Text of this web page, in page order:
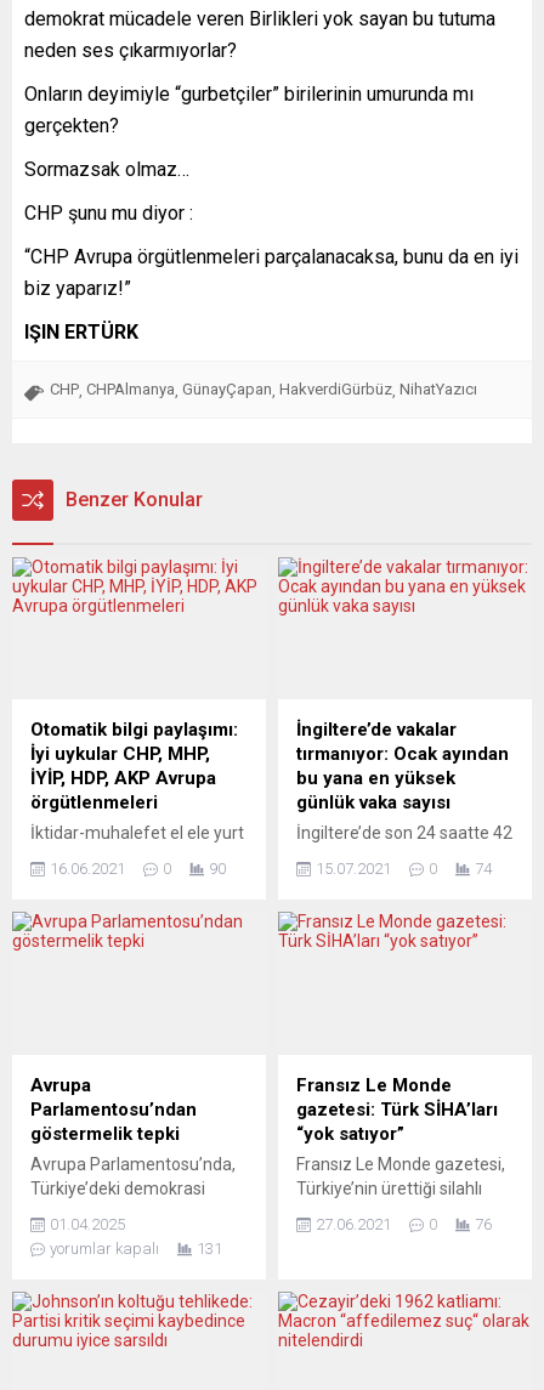
demokrat mücadele veren Birlikleri yok sayan bu tutuma
neden ses çıkarmıyorlar?
Onların deyimiyle “gurbetçiler” birilerinin umurunda mı
gerçekten?
Sormazsak olmaz…
CHP şunu mu diyor :
“CHP Avrupa örgütlenmeleri parçalanacaksa, bunu da en iyi
biz yaparız!”
IŞIN ERTÜRK
CHP CHPAlmanya GünayÇapan HakverdiGürbüz NihatYazıcı
Benzer Konular
Otomatik bilgi paylaşımı:
İyi uykular CHP, MHP,
İYİP, HDP, AKP Avrupa
örgütlenmeleri
İktidar-muhalefet el ele yurt
Türkiye kökenliyi uçurumdan
de Almanya-Avusturya-
Hollanda-Belçika
yasalar karşısında
potansiyel suçlu olarak
duruyor. Hele
Almanya’dakiler… Yurtdışı
Türkleri, küresel vergi
kaçakçılığıyla mücadeleyi
hedefleyen “Finansal Hesap
Bilgilerinin Otomatik
iktidar-muhalefet eliyle ...
16.06.2021 0 90
İngiltere’de vakalar
tırmanıyor: Ocak ayından
bu yana en yüksek
günlük vaka sayısı
İngiltere’de son 24 saatte 42
vakasının tespit edilmesiyle
yüksek günlük vaka sayısı
görüldü. Sağlık Bakanlığının
530’a yükseldi. Son 24
saatte 42 bin 302 yeni
vaka...
15.07.2021 0 74
Avrupa
Parlamentosu’ndan
göstermelik tepki
Avrupa Parlamentosu’nda,
Türkiye’deki demokrasi
düzenlendi ve Ekrem
İmamoğlu’nun tutuklanması
Avrupa Komisyonu,
İmamoğlu’nun
01.04.2025
yorumlar kapalı
131
Fransız Le Monde
gazetesi: Türk SİHA’ları
“yok satıyor”
Fransız Le Monde gazetesi,
Türkiye’nin ürettiği silahlı
(SİHA) ”yok sattığını“ yazdı.
askeri endüstrisini insansız
hava aracı üretmeye
27.06.2021 0 76